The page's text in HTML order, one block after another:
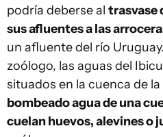
podría deberse al trasvase
sus afluentes a las
un afluente del río
zoólogo, las aguas del
situados en la cuenca de la
bombeado agua de una
cuelan huevos, alevines o